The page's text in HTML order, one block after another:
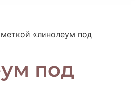
«линолеум под
под